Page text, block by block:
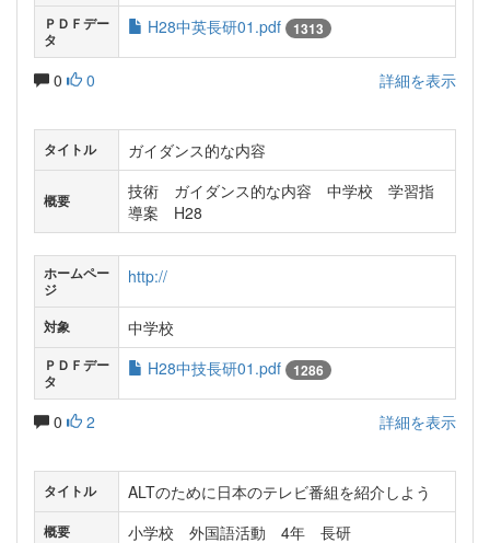
ＰＤＦデー
タ
H28中英長研01.pdf 1313
0 0 詳細を表示
タイトル ガイダンス的な内容
概要
技術 ガイダンス的な内容 中学校 学習指
導案 H28
ホームペー
ジ
http://
対象 中学校
ＰＤＦデー
タ
H28中技長研01.pdf 1286
0 2 詳細を表示
タイトル ALTのために日本のテレビ番組を紹介しよう
概要 小学校 外国語活動 4年 長研